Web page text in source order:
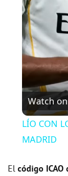
Watch on
LÍO CON
MADRID
El código ICAO